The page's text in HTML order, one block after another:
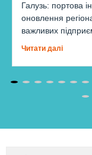
Галузь: портова
оновлення
важливих
Читати далі